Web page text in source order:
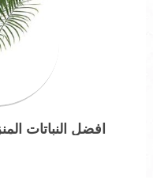
افضل النباتات